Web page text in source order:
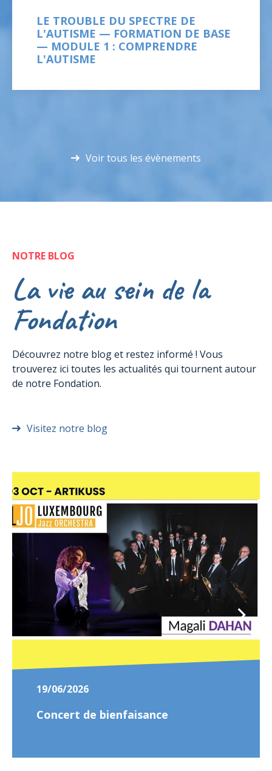
LE TROUBLE DU SPECTRE DE
L'AUTISME — FORMATION DE BASE
— MODULE 1 : COMPRENDRE
L'AUTISME
Voir tous les évènements
NOTRE BLOG
La vie au sein de la
Fondation
Découvrez notre blog et restez informé ! Vous
trouverez ici toutes les actualités qui tournent autour
de notre Fondation.
Visitez notre blog
19/06/2026
Concert de bienfaisance